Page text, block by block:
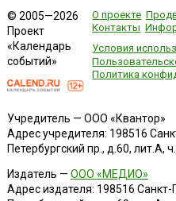
© 2005—2026
Проект
«Календарь
событий»
О проекте
Контакты
Условия
Политика
Учредитель — ООО «Квантор»
Адрес учредителя: 198516
Петербургский пр., д.60, лит.А,
Издатель — ООО «МЕДИО»
Адрес издателя: 198516 Санкт-